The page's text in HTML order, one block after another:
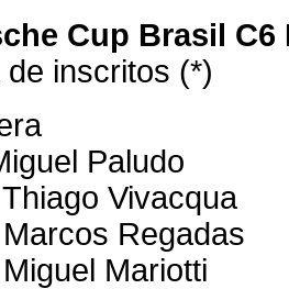
Cup Brasil C6
de inscritos (*)
Paludo
Vivacqua
Regadas
Mariotti